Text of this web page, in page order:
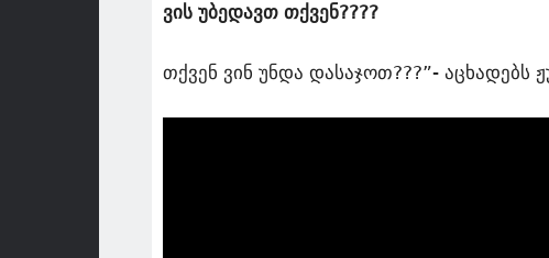
ვის უბედავთ თქვენ????
თქვენ ვინ უნდა დასაჯოთ???”- აცხადებს